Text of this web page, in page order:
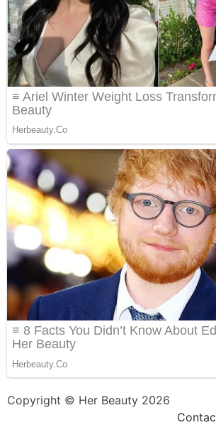
Copyright © Her Beauty 2026